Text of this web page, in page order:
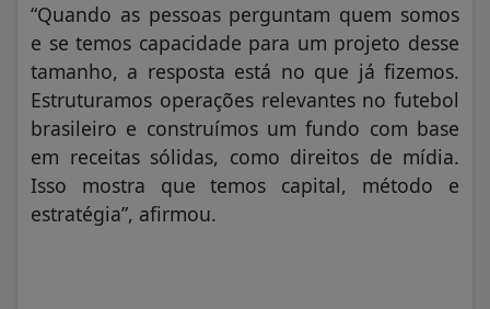
“Quando as pessoas perguntam quem somos
e se temos capacidade para um projeto desse
tamanho, a resposta está no que já fizemos.
Estruturamos operações relevantes no futebol
brasileiro e construímos um fundo com base
em receitas sólidas, como direitos de mídia.
Isso mostra que temos capital, método e
estratégia”, afirmou.